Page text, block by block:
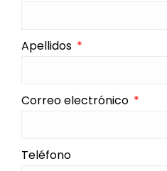
Apellidos
Correo electrónico
Teléfono